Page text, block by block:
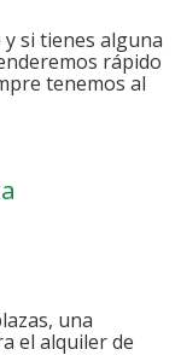
si tienes alguna
rápido
tenemos al
una
el alquiler de